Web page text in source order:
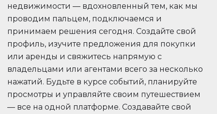
недвижимости — вдохновленный тем, как мы
проводим пальцем, подключаемся и
принимаем решения сегодня. Создайте свой
профиль, изучите предложения для покупки
или аренды и свяжитесь напрямую с
владельцами или агентами всего за несколько
нажатий. Будьте в курсе событий, планируйте
просмотры и управляйте своим путешествием
— все на одной платформе. Создавайте свой